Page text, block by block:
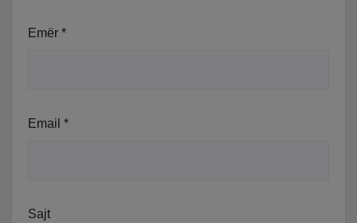
Emër *
Email *
Sajt